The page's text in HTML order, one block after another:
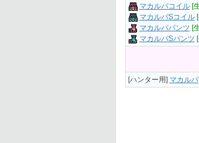
マカルパコイル [
マカルパSコイル
マカルパパンツ [
マカルパSパンツ
[ハンター用] マカルパ